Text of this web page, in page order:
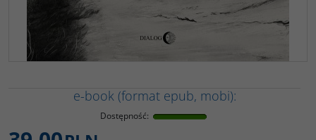
e-book (format epub, mobi):
Dostępność: